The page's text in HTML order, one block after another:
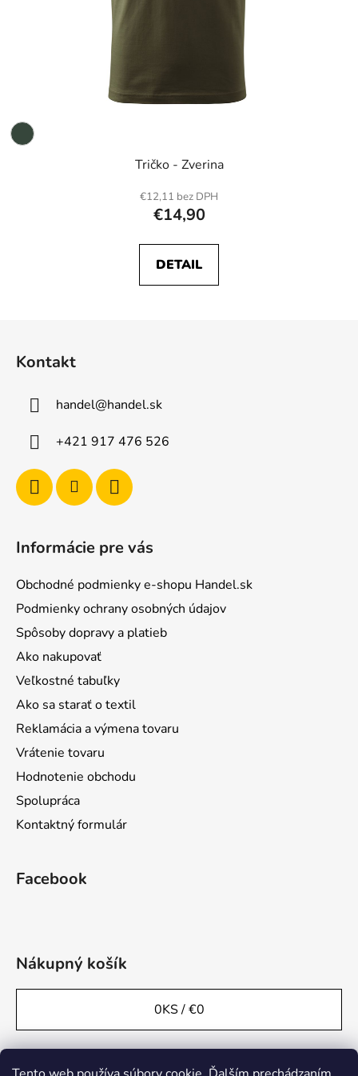
Tričko - Zverina
€12,11 bez DPH
€14,90
DETAIL
Kontakt
handel@handel.sk
+421 917 476 526
Informácie pre vás
Obchodné podmienky e-shopu Handel.sk
Podmienky ochrany osobných údajov
Spôsoby dopravy a platieb
Ako nakupovať
Veľkostné tabuľky
Ako sa starať o textil
Reklamácia a výmena tovaru
Vrátenie tovaru
Hodnotenie obchodu
Spolupráca
Kontaktný formulár
Facebook
Nákupný košík
0KS /€0